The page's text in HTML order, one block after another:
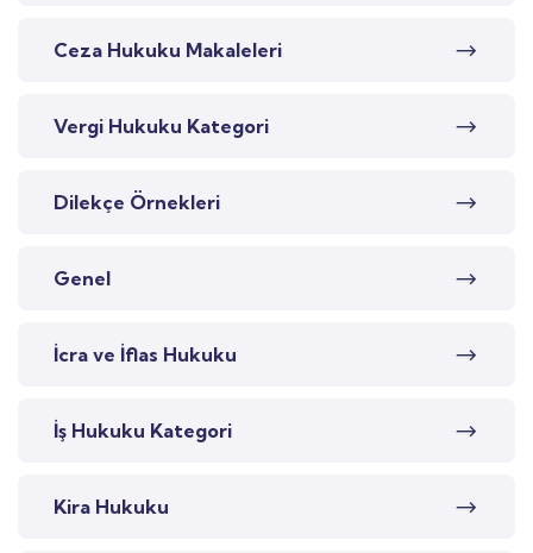
Ceza Hukuku Makaleleri
Vergi Hukuku Kategori
Dilekçe Örnekleri
Genel
İcra ve İflas Hukuku
İş Hukuku Kategori
Kira Hukuku